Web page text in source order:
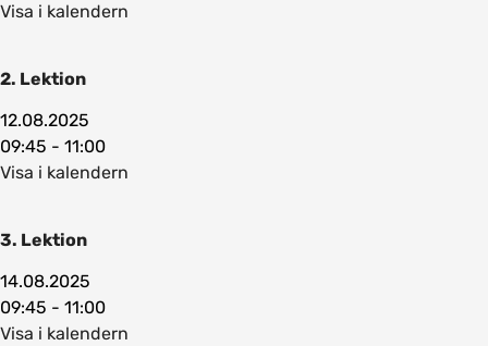
Visa i kalendern
2. Lektion
12.08.2025
09:45 - 11:00
Visa i kalendern
3. Lektion
14.08.2025
09:45 - 11:00
Visa i kalendern